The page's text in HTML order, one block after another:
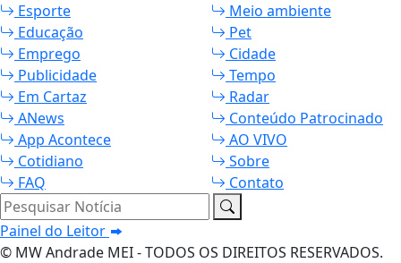
Esporte
Meio ambiente
Educação
Pet
Emprego
Cidade
Publicidade
Tempo
Em Cartaz
Radar
ANews
Conteúdo Patrocinado
App Acontece
AO VIVO
Cotidiano
Sobre
FAQ
Contato
Pesquisar Notícia
Painel do Leitor
© MW Andrade MEI - TODOS OS DIREITOS RESERVADOS.